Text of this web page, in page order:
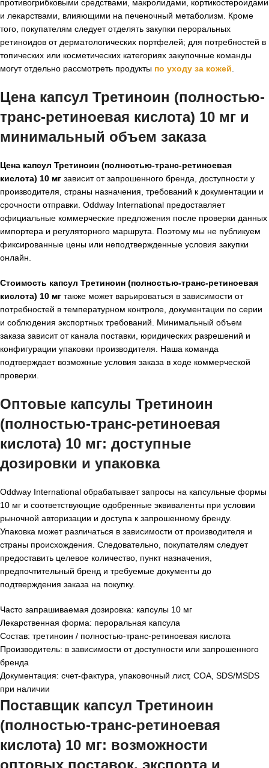
противогрибковыми средствами, макролидами, кортикостероидами
и лекарствами, влияющими на печеночный метаболизм. Кроме
того, покупателям следует отделять закупки пероральных
ретиноидов от дерматологических портфелей; для потребностей в
топических или косметических категориях закупочные команды
могут отдельно рассмотреть продукты по уходу за кожей
Цена капсул Третиноин (полностью-
транс-ретиноевая кислота) 10 мг и
минимальный объем заказа
Цена капсул Третиноин (полностью-транс-ретиноевая
кислота) 10 мг зависит от запрошенного бренда, доступности у
производителя, страны назначения, требований к документации и
срочности отправки. Oddway International предоставляет
официальные коммерческие предложения после проверки данных
импортера и регуляторного маршрута. Поэтому мы не публикуем
фиксированные цены или неподтвержденные условия закупки
онлайн.
Стоимость капсул Третиноин (полностью-транс-ретиноевая
кислота) 10 мг также может варьироваться в зависимости от
потребностей в температурном контроле, документации по серии
и соблюдения экспортных требований. Минимальный объем
заказа зависит от канала поставки, юридических разрешений и
конфигурации упаковки производителя. Наша команда
подтверждает возможные условия заказа в ходе коммерческой
проверки.
Оптовые капсулы Третиноин
(полностью-транс-ретиноевая
кислота) 10 мг: доступные
дозировки и упаковка
Oddway International обрабатывает запросы на капсульные формы
10 мг и соответствующие одобренные эквиваленты при условии
рыночной авторизации и доступа к запрошенному бренду.
Упаковка может различаться в зависимости от производителя и
страны происхождения. Следовательно, покупателям следует
предоставить целевое количество, пункт назначения,
предпочтительный бренд и требуемые документы до
подтверждения заказа на покупку.
Часто запрашиваемая дозировка: капсулы 10 мг
Лекарственная форма: пероральная капсула
Состав: третиноин / полностью-транс-ретиноевая кислота
Производитель: в зависимости от доступности или запрошенного
бренда
Документация: счет-фактура, упаковочный лист, COA, SDS/MSDS
при наличии
Поставщик капсул Третиноин
(полностью-транс-ретиноевая
кислота) 10 мг: возможности
оптовых поставок, экспорта и